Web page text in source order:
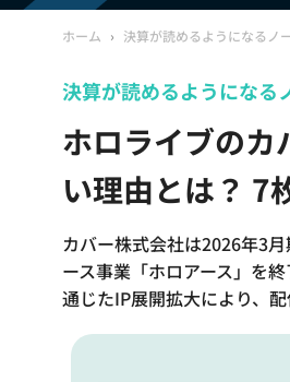
ホーム › 決算が読めるようになるノ
ホロライブのカ
い理由とは？ 7
カバー株式会社は2026年3
ース事業「ホロアース」を
通じたIP展開拡大により、
決算が読めるようになる